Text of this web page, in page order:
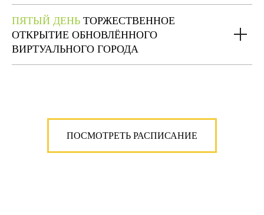
ПЯТЫЙ ДЕНЬ ТОРЖЕСТВЕННОЕ
ОТКРЫТИЕ ОБНОВЛЁННОГО
ВИРТУАЛЬНОГО ГОРОДА
ПОСМОТРЕТЬ РАСПИСАНИЕ